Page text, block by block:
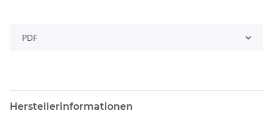
PDF
Herstellerinformationen